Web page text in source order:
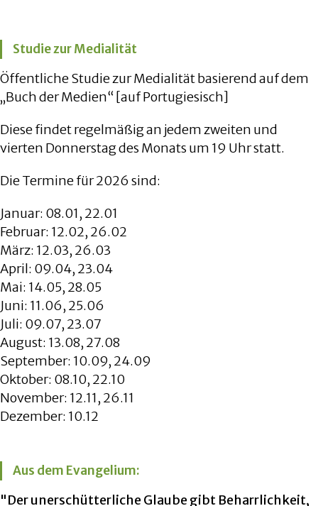
Studie zur Medialität
Öffentliche Studie zur Medialität basierend auf dem
„Buch der Medien“ [auf Portugiesisch]
Diese findet regelmäßig an jedem zweiten und
vierten Donnerstag des Monats um 19 Uhr statt.
Die Termine für 2026 sind:
Januar: 08.01, 22.01
Februar: 12.02, 26.02
März: 12.03, 26.03
April: 09.04, 23.04
Mai: 14.05, 28.05
Juni: 11.06, 25.06
Juli: 09.07, 23.07
August: 13.08, 27.08
September: 10.09, 24.09
Oktober: 08.10, 22.10
November: 12.11, 26.11
Dezember: 10.12
Aus dem Evangelium:
"Der unerschütterliche Glaube gibt Beharrlichkeit,